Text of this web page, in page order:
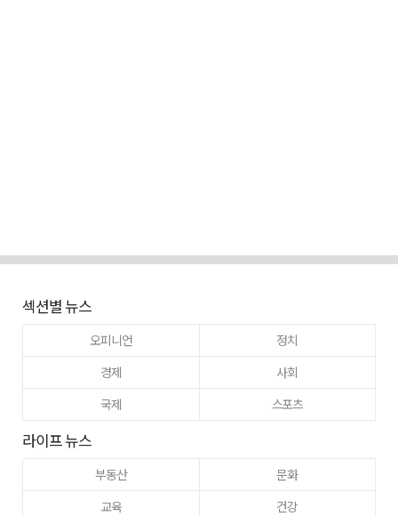
섹션별 뉴스
오피니언
정치
경제
사회
국제
스포츠
라이프 뉴스
부동산
문화
교육
건강